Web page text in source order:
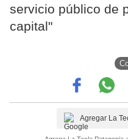
servicio público de
capital"
Agregar La